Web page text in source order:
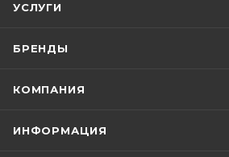
УСЛУГИ
БРЕНДЫ
КОМПАНИЯ
ИНФОРМАЦИЯ